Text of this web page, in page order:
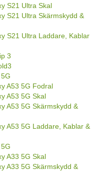
S21 Ultra Skal
S21 Ultra Skärmskydd &
S21 Ultra Laddare, Kablar
3
A53 5G Fodral
A53 5G Skal
A53 5G Skärmskydd &
A53 5G Laddare, Kablar &
A33 5G Skal
A33 5G Skärmskydd &